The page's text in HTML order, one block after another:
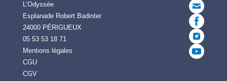
L’Odyssée
Esplanade Robert Badinter
24000 PÉRIGUEUX
05 53 53 18 71
Mentions légales
CGU
CGV